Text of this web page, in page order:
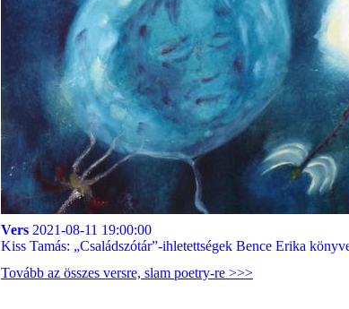
Vers 2021-08-11 19:00:00
Kiss Tamás: „Családszótár”-ihletettségek Bence Erika
Tovább az összes versre, slam poetry-re >>>